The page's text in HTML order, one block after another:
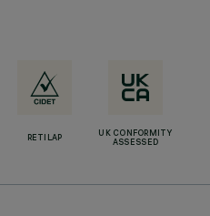
RETILAP
UK CONFORMITY
ASSESSED